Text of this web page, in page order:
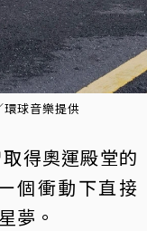
球音樂提供
得奧運殿堂的
個衝動下直接
夢。